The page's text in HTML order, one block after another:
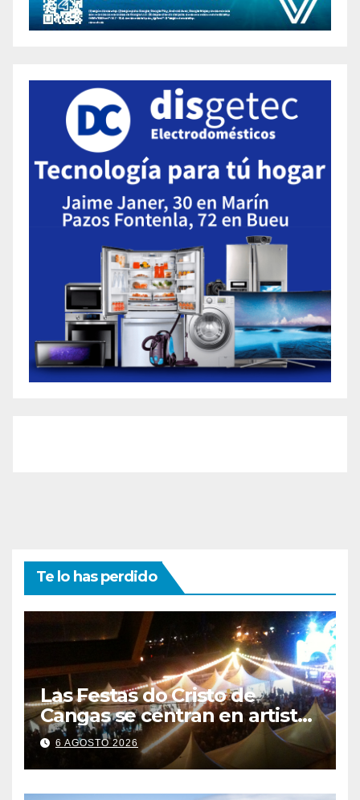
Te lo has perdido
Las Festas do Cristo de
Cangas se centran en artistas
gallegos
6 AGOSTO 2026